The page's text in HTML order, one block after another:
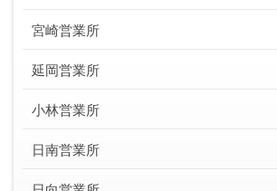
宮崎営業所
延岡営業所
小林営業所
日南営業所